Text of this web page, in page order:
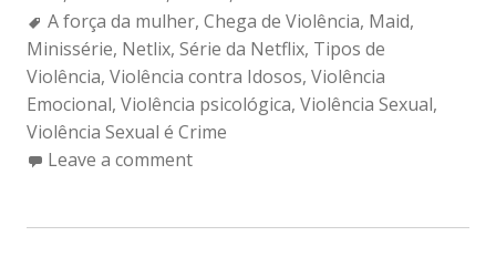
Tags:
A força da mulher, Chega de Violência, Maid,
Minissérie, Netlix, Série da Netflix, Tipos de
Violência, Violência contra Idosos, Violência
Emocional, Violência psicológica, Violência Sexual,
Violência Sexual é Crime
Leave a comment